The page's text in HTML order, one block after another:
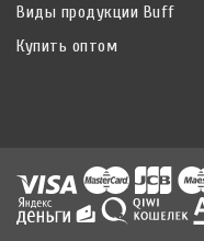
Виды продукции Buff
Купить оптом